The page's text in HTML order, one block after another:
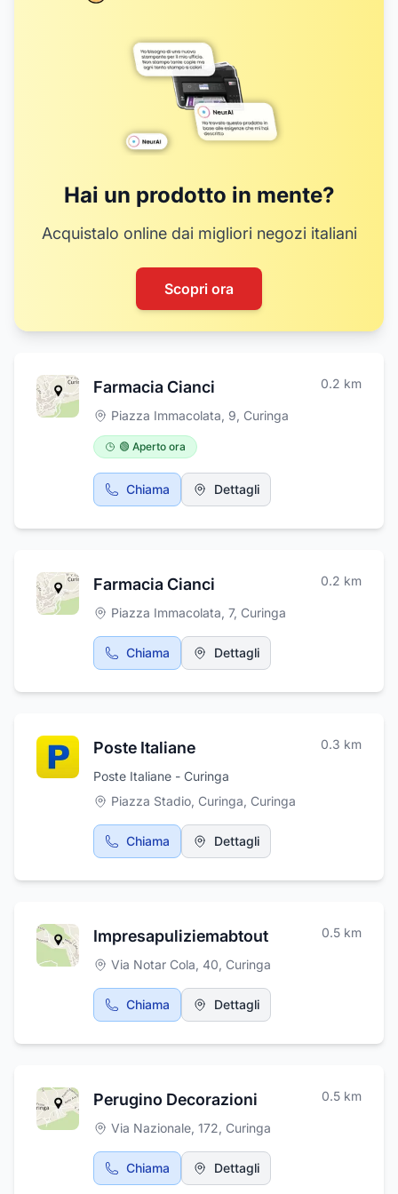
Hai un prodotto in mente?
Acquistalo online dai migliori negozi italiani
Scopri ora
Farmacia Cianci 0.2 km
Piazza Immacolata, 9, Curinga
🟢 Aperto ora
Chiama Dettagli
Farmacia Cianci 0.2 km
Piazza Immacolata, 7, Curinga
Chiama Dettagli
Poste Italiane 0.3 km
Poste Italiane - Curinga
Piazza Stadio, Curinga, Curinga
Chiama Dettagli
Impresapuliziemabtout 0.5 km
Via Notar Cola, 40, Curinga
Chiama Dettagli
Perugino Decorazioni 0.5 km
Via Nazionale, 172, Curinga
Chiama Dettagli